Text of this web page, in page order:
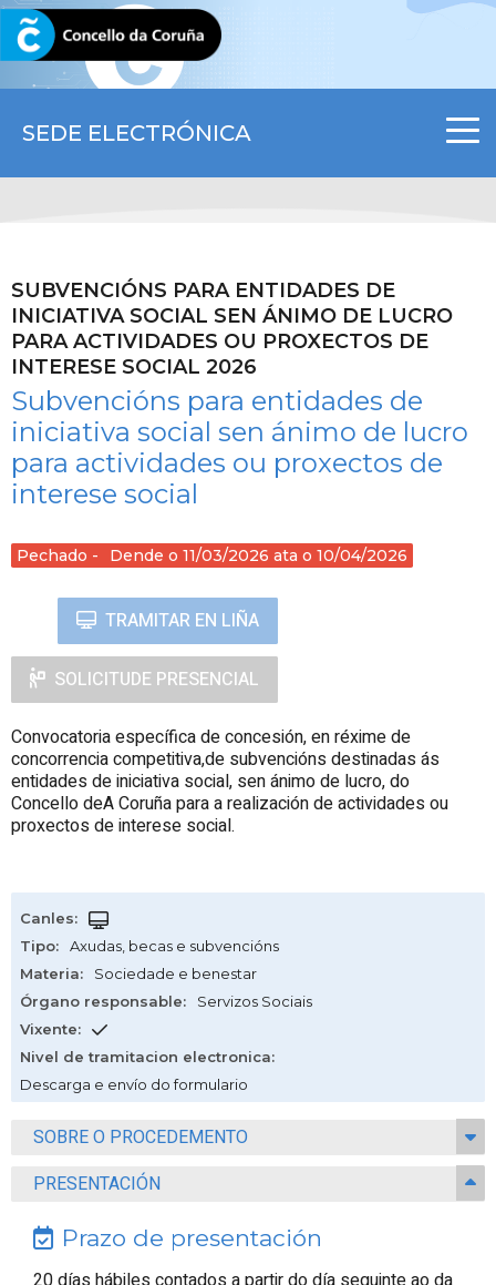
SEDE ELECTRÓNICA
CORUNA.GAL
SUBVENCIÓNS PARA ENTIDADES DE
INICIATIVA SOCIAL SEN ÁNIMO DE LUCRO
PARA ACTIVIDADES OU PROXECTOS DE
INTERESE SOCIAL 2026
Subvencións para entidades de
iniciativa social sen ánimo de lucro
para actividades ou proxectos de
interese social
Pechado Dende o 11/03/2026 ata o 10/04/2026
TRAMITAR EN LIÑA
SOLICITUDE PRESENCIAL
Convocatoria específica de concesión, en réxime de
concorrencia competitiva,de subvencións destinadas ás
entidades de iniciativa social, sen ánimo de lucro, do
Concello deA Coruña para a realización de actividades ou
proxectos de interese social.
Canles:
Tipo:
Axudas, becas e subvencións
Materia:
Sociedade e benestar
Órgano responsable:
Servizos Sociais
Vixente:
Nivel de tramitacion electronica:
Descarga e envío do formulario
SOBRE O PROCEDEMENTO
PRESENTACIÓN
Prazo de presentación